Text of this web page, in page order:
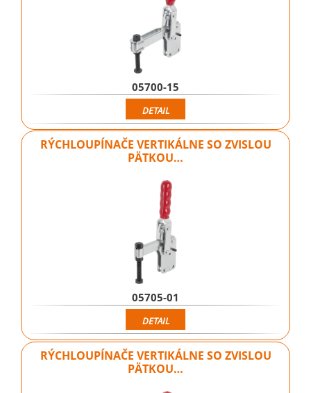
05700-15
DETAIL
RÝCHLOUPÍNAČE VERTIKÁLNE SO ZVISLOU
PÄTKOU…
05705-01
DETAIL
RÝCHLOUPÍNAČE VERTIKÁLNE SO ZVISLOU
PÄTKOU…